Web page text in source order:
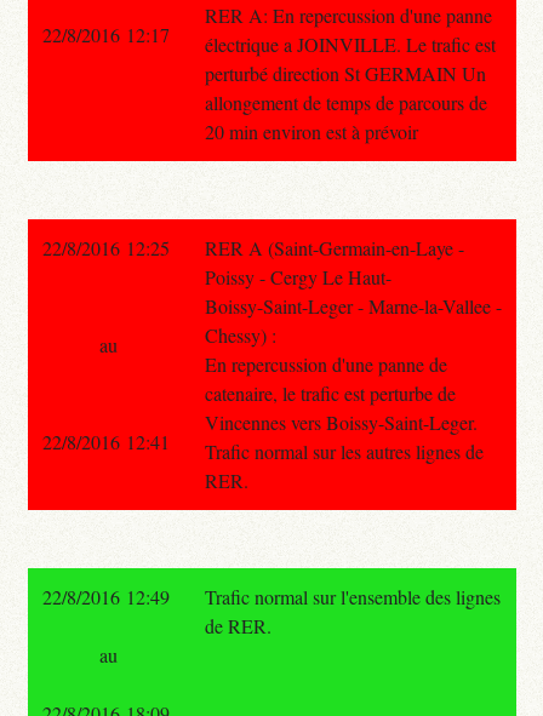
RER A: En repercussion d'une panne
électrique a JOINVILLE. Le trafic est
perturbé direction St GERMAIN Un
allongement de temps de parcours de
20 min environ est à prévoir
22/8/2016 12:17
22/8/2016 12:25
RER A (Saint-Germain-en-Laye -
Poissy - Cergy Le Haut-
Boissy-Saint-Leger - Marne-la-Vallee -
Chessy) :
En repercussion d'une panne de
catenaire, le trafic est perturbe de
Vincennes vers Boissy-Saint-Leger.
Trafic normal sur les autres lignes de
RER.
au
22/8/2016 12:41
22/8/2016 12:49
Trafic normal sur l'ensemble des lignes
de RER.
au